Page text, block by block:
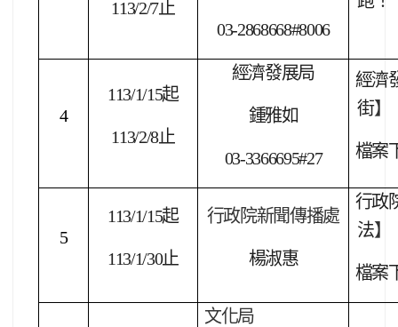
113/2/7止
03-2868668#8006
4
113/1/15起
113/2/8止
經濟發展局
鍾雅如
03-3366695#27
經濟
街】
檔案
5
113/1/15起
113/1/30止
行政院新聞傳播處
楊淑惠
行政
法】
檔案
文化局